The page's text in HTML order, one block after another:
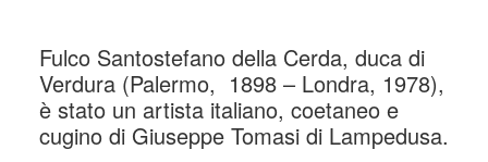
Fulco Santostefano della Cerda, duca di
Verdura (Palermo, 1898 – Londra, 1978),
è stato un artista italiano, coetaneo e
cugino di Giuseppe Tomasi di Lampedusa.